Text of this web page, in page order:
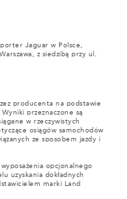
Jaguar w Polsce,
z siedzibą przy ul.
producenta na podstawie
przeznaczone są
w rzeczywistych
osiągów samochodów
ze sposobem jazdy i
opcjonalnego
uzyskania dokładnych
marki Land